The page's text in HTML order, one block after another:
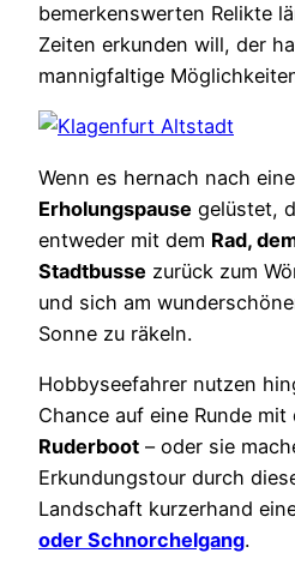
bemerkenswerten Relikte
Zeiten erkunden will, der
mannigfaltige
Wenn es hernach nach
Erholungspause gelüstet,
entweder mit dem Rad,
Stadtbusse zurück zum
und sich am
Sonne zu räkeln.
Hobbyseefahrer nutzen
Chance auf eine Runde mit
Ruderboot – oder sie
Erkundungstour durch
Landschaft kurzerhand
oder Schnorchelgang.